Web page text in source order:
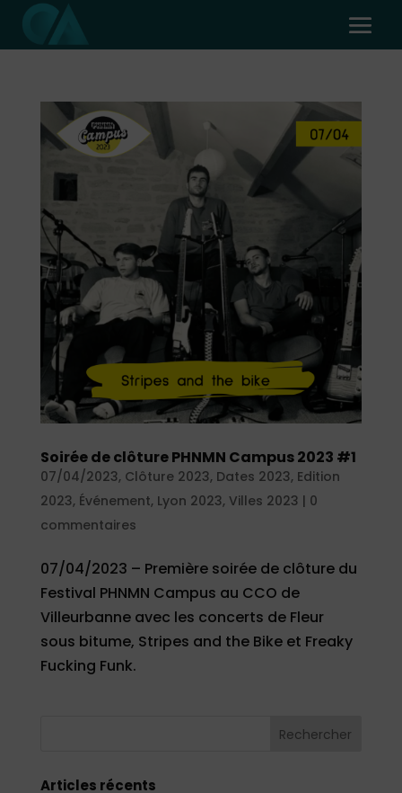
Soirée de clôture PHNMN Campus 2023 #1
07/04/2023, Clôture 2023, Dates 2023, Edition
2023, Événement, Lyon 2023, Villes 2023 | 0
commentaires
07/04/2023 – Première soirée de clôture du
Festival PHNMN Campus au CCO de
Villeurbanne avec les concerts de Fleur
sous bitume, Stripes and the Bike et Freaky
Fucking Funk.
Articles récents